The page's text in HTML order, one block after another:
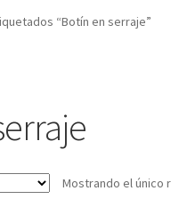
“Botín en serraje”
Mostrando el único